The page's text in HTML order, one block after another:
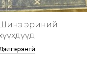
Шинэ эриний